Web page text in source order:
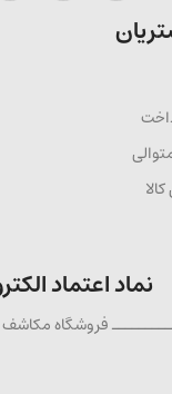
نماد اعتماد
فروشگاه مکاشف